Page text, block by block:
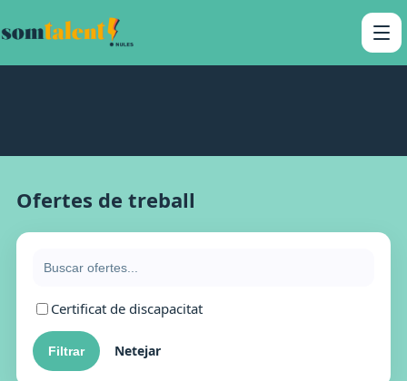
Ofertes de treball
Certificat de discapacitat
Netejar